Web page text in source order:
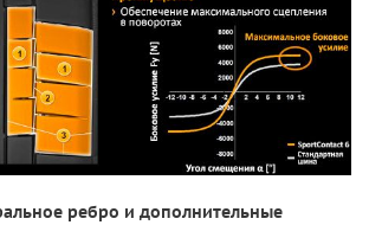
ребро и дополнительные